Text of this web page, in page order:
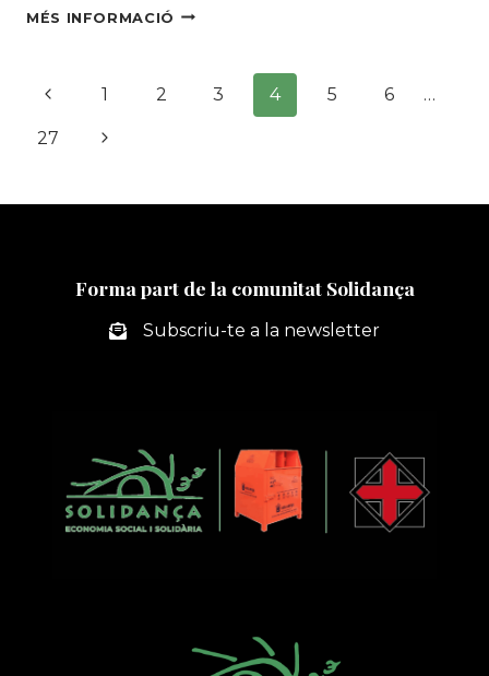
MÉS INFORMACIÓ TORNA
SEGONA
MÉS
OPORTUNITATS
Navegació
de
Pàgina
anterior
1 2 3 4 5 6 …
27
Pàgina
Forma part de la comunitat Solidança
Subscriu-te a la newsletter